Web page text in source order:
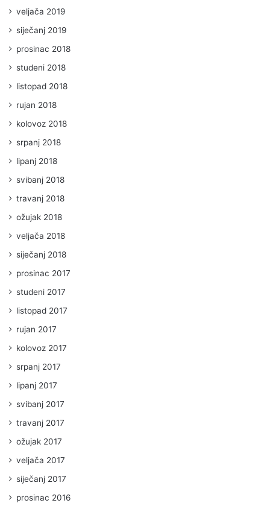
veljača 2019
siječanj 2019
prosinac 2018
studeni 2018
listopad 2018
rujan 2018
kolovoz 2018
srpanj 2018
lipanj 2018
svibanj 2018
travanj 2018
ožujak 2018
veljača 2018
siječanj 2018
prosinac 2017
studeni 2017
listopad 2017
rujan 2017
kolovoz 2017
srpanj 2017
lipanj 2017
svibanj 2017
travanj 2017
ožujak 2017
veljača 2017
siječanj 2017
prosinac 2016